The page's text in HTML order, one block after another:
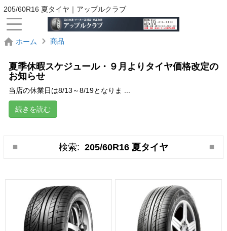
205/60R16 夏タイヤ｜アップルクラブ
ホーム 商品
夏季休暇スケジュール・９月よりタイヤ価格改定の
お知らせ
当店の休業日は8/13～8/19となりま ...
続きを読む
検索: 205/60R16 夏タイヤ